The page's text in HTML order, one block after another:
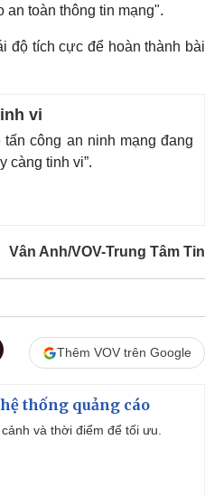
an toàn thông tin mạng".
độ tích cực để hoàn thành bài
vi
công an ninh mạng đang
càng tinh vi”.
Vân Anh/VOV-Trung Tâm Tin
Thêm VOV trên Google
thống quảng cáo
và thời điểm để tối ưu.